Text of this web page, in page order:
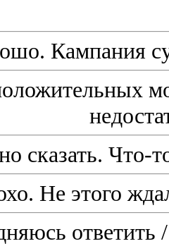
Кампания
сказать. Что-
Не этого